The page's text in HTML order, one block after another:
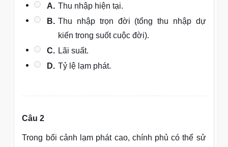
A. Thu nhập hiện tại.
B. Thu nhập trọn đời (tổng thu nhập dự
kiến trong suốt cuộc đời).
C. Lãi suất.
D. Tỷ lệ lạm phát.
Câu 2
Trong bối cảnh lạm phát cao, chính phủ có thể sử